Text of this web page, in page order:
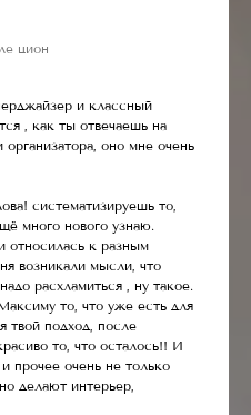
цион
и классный
, как ты отвечаешь на
оно мне очень
систематизируешь то,
много нового узнаю.
относилась к разным
возникали мысли, что
расхламиться , ну такое.
то, что уже есть для
твой подход, после
то, что осталось!! И
прочее очень не только
делают интерьер,